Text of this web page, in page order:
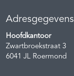
Adresgegevens
Hoofdkantoor
Zwartbroekstraat 3
6041 JL Roermond